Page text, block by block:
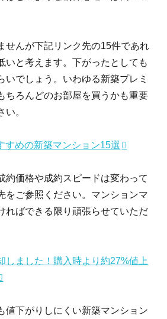
せんが下記リンク先の15件であれ
いと考えます。下がったとしても
いでしょう。いわゆる新築プレミ
ちろんどのお部屋を買うかも重要
。
すめの新築マンション15選
約価格や成約スピードは変わって
をご参照ください。マンションマ
ればできる限り頑張らせていただ
しました！購入時より約27%値上
値下がりしにくい新築マンション